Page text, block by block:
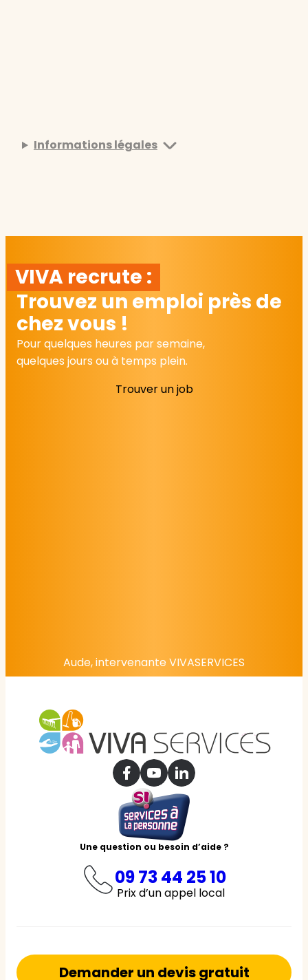
Informations légales
VIVA recrute :
Trouvez un emploi près de
chez vous !
Pour quelques heures par semaine,
quelques jours ou à temps plein.
Trouver un job
Aude, intervenante VIVASERVICES
Une question ou besoin d’aide ?
09 73 44 25 10
Prix d’un appel local
Demander un devis gratuit